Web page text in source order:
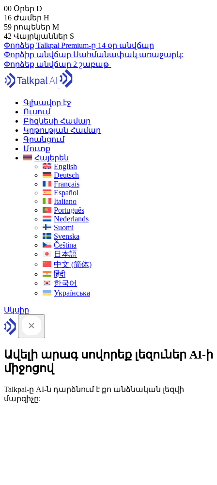
00 Օրեր D
16 Ժամեր H
59 րոպեներ M
41 Վայրկյաններ S
Փորձեք Talkpal Premium-ը 14 օր անվճար
Փորձիր անվճար Սահմանափակ առաջարկ:
Փորձեք անվճար 2 շաբաթ
Գլխավոր էջ
Ուսում
Բիզնեսի Համար
Կրթության Համար
Գրանցում
Մուտք
Հայերեն
English
Deutsch
Français
Español
Italiano
Português
Nederlands
Suomi
Svenska
Čeština
日本語
中文 (简体)
हिंदी
한국어
Українська
Սկսիր
Ավելի արագ սովորեք լեզուներ AI-ի
միջոցով
Talkpal-ը AI-ն դարձնում է քո անձնական լեզվի
մարզիչը: